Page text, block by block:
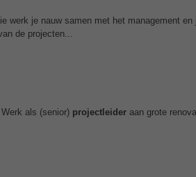
werk je nauw samen met het management en
de projecten...
als (senior) projectleider aan grote